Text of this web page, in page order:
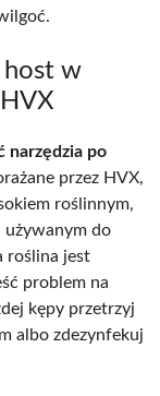
host w
narzędzia po
przez HVX,
roślinnym,
używanym do
roślina jest
problem na
kępy przetrzyj
albo zdezynfekuj